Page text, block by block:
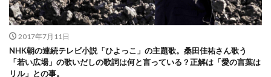
2017年7月11日
NHK朝の連続テレビ小説「ひよっこ」の主題歌。桑田佳祐さん歌う
「若い広場」の歌いだしの歌詞は何と言っている？正解は「愛の言葉は
リル」との事。